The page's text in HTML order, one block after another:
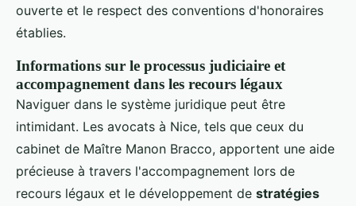
ouverte et le respect des conventions d'honoraires
établies.
Informations sur le processus judiciaire et
accompagnement dans les recours légaux
Naviguer dans le système juridique peut être
intimidant. Les avocats à Nice, tels que ceux du
cabinet de Maître Manon Bracco, apportent une aide
précieuse à travers l'accompagnement lors de
recours légaux et le développement de stratégies